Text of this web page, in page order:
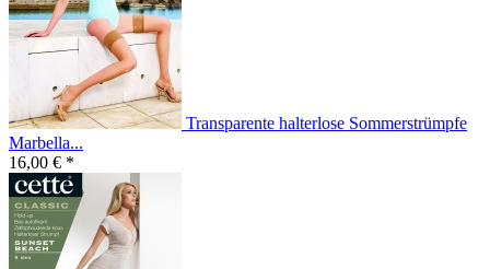
Transparente halterlose Sommerstrümpfe
Marbella...
16,00 € *